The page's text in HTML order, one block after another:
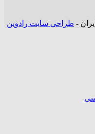
- طراحی سایت رادوین